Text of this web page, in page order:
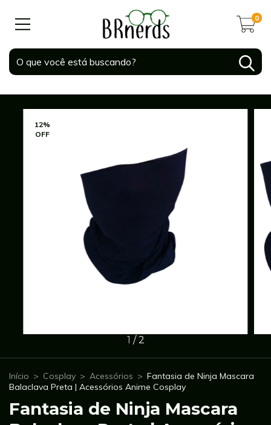
0
12%
OFF
1 /2
Início > Cosplay > Acessórios > Fantasia de Ninja Mascara
Balaclava Preta | Acessórios Anime Cosplay
Fantasia de Ninja Mascara